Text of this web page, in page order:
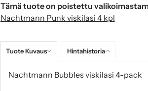
Tämä tuote on poistettu
Nachtmann Punk viskilasi 4 kpl
Tuote Kuvaus Hintahistoria
Nachtmann Bubbles viskilasi 4-pack